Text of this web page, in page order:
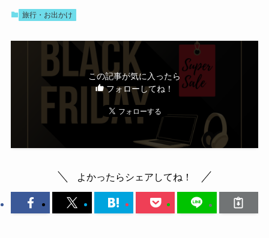
旅行・お出かけ
この記事が気に入ったら
フォローしてね！
よかったらシェアしてね！